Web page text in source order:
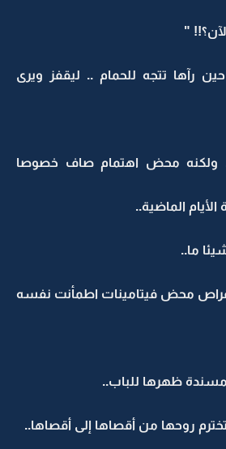
"
رآها تتجه للحمام .. ليقفز ويرى
ولكنه محض اهتمام صاف خصوصا
الماضية..
ما..
محض فيتامينات اطمأنت نفسه
ظهرها للباب..
روحها من أقصاها إلى أقصاها..